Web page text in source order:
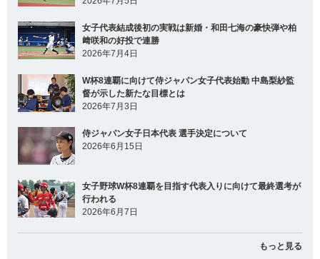
女子代表結成後初の実戦は新婚・和田七海の豪快弾や柏
﨑咲和の好投で連勝
2026年7月4日
W杯8連覇に向けて侍ジャパン女子代表始動 中島梨紗監
督が示した新たな目標とは
2026年7月3日
侍ジャパン女子日本代表 選手決定について
2026年6月15日
女子野球W杯8連覇を目指す代表入りに向けて最終選考が
行われる
2026年6月7日
もっと見る